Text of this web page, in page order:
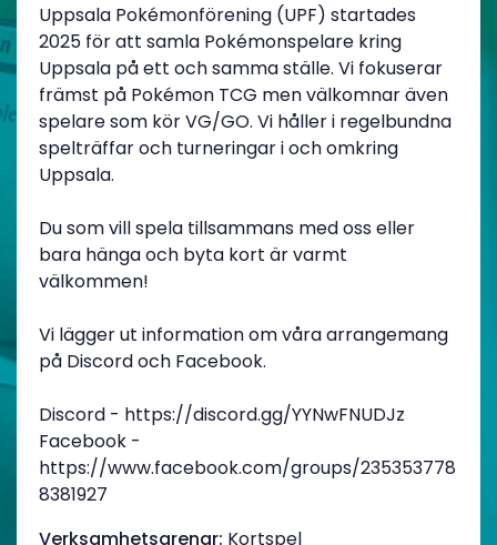
Uppsala Pokémonförening (UPF) startades
2025 för att samla Pokémonspelare kring
Uppsala på ett och samma ställe. Vi fokuserar
främst på Pokémon TCG men välkomnar även
spelare som kör VG/GO. Vi håller i regelbundna
spelträffar och turneringar i och omkring
Uppsala.
Du som vill spela tillsammans med oss eller
bara hänga och byta kort är varmt
välkommen!
Vi lägger ut information om våra arrangemang
på Discord och Facebook.
Discord - https://discord.gg/YYNwFNUDJz
Facebook -
https://www.facebook.com/groups/235353778
8381927
Verksamhetsgrenar: Kortspel